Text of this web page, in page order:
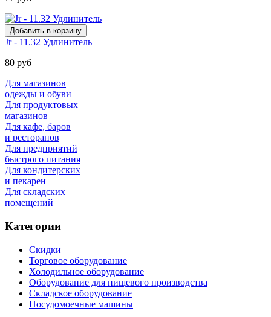
Jr - 11.32 Удлинитель
80 руб
Для магазинов
одежды и обуви
Для продуктовых
магазинов
Для кафе, баров
и ресторанов
Для предприятий
быстрого питания
Для кондитерских
и пекарен
Для складских
помещений
Категории
Скидки
Торговое оборудование
Холодильное оборудование
Оборудование для пищевого производства
Складское оборудование
Посудомоечные машины